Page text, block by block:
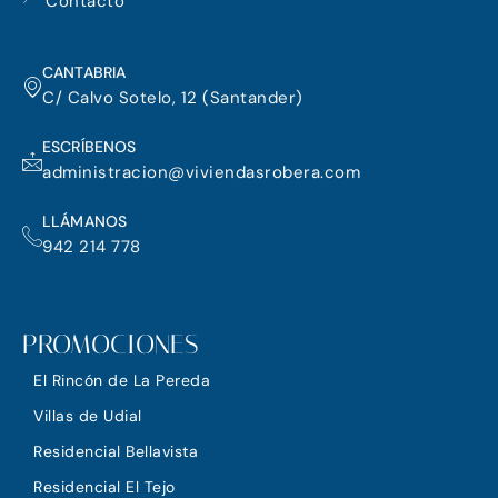
CANTABRIA
C/ Calvo Sotelo, 12 (Santander)
ESCRÍBENOS
administracion@viviendasrobera.com
LLÁMANOS
942 214 778
PROMOCIONES
El Rincón de La Pereda
Villas de Udial
Residencial Bellavista
Residencial El Tejo